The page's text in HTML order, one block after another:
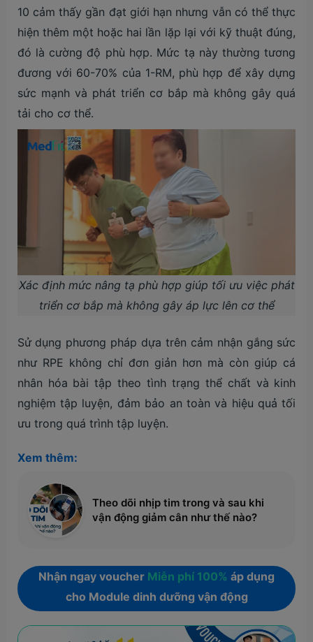
10 cảm thấy gần đạt giới hạn nhưng vẫn có thể thực
hiện thêm một hoặc hai lần lặp lại với kỹ thuật đúng,
đó là cường độ phù hợp. Mức tạ này thường tương
đương với 60-70% của 1-RM, phù hợp để xây dựng
sức mạnh và phát triển cơ bắp mà không gây quá
tải cho cơ thể.
Xác định mức nâng tạ phù hợp giúp tối ưu việc phát
triển cơ bắp mà không gây áp lực lên cơ thể
Sử dụng phương pháp dựa trên cảm nhận gắng sức
như RPE không chỉ đơn giản hơn mà còn giúp cá
nhân hóa bài tập theo tình trạng thể chất và kinh
nghiệm tập luyện, đảm bảo an toàn và hiệu quả tối
ưu trong quá trình tập luyện.
Xem thêm:
Theo dõi nhịp tim trong và sau khi
vận động giảm cân như thế nào?
Nhận ngay voucher Miễn phí 100% áp dụng
cho Module dinh dưỡng vận động